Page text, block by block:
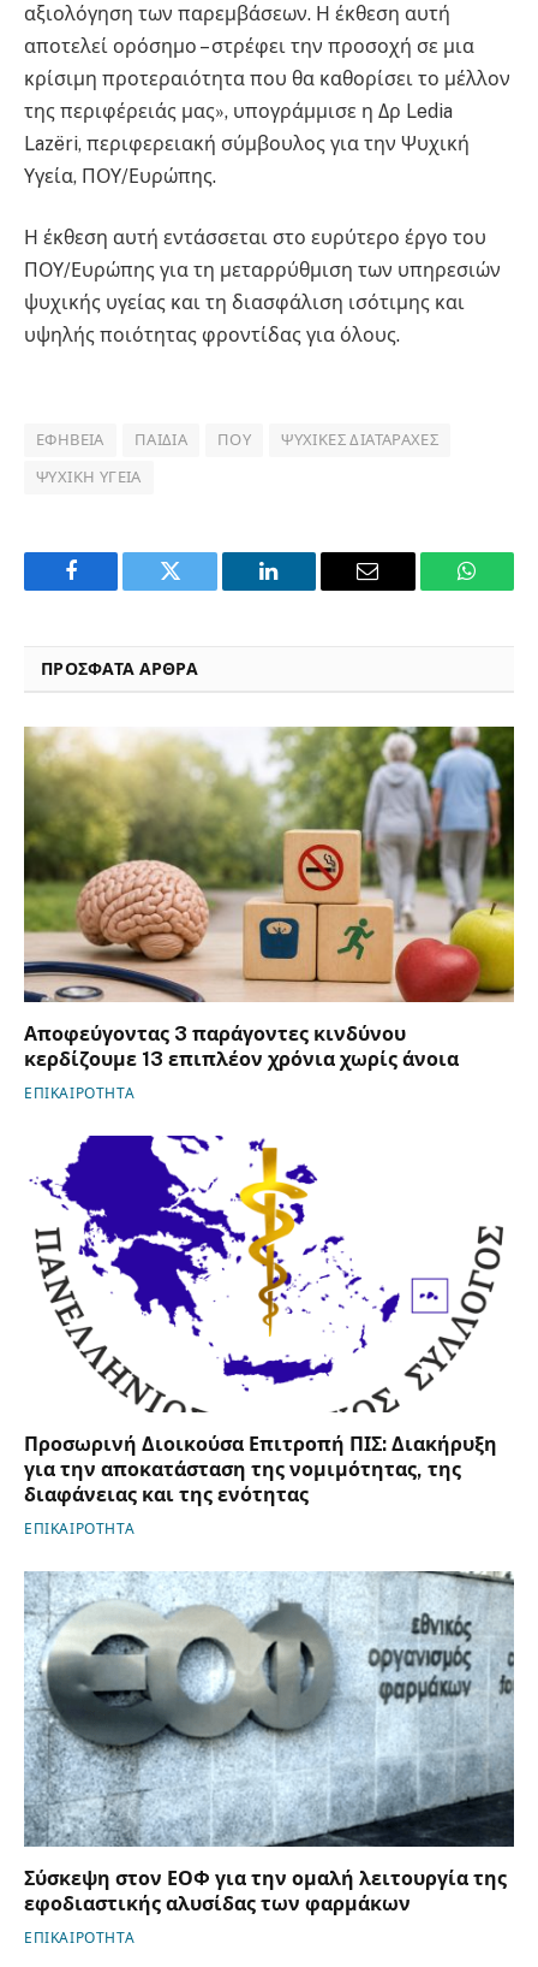
αξιολόγηση των παρεμβάσεων. Η έκθεση αυτή
αποτελεί ορόσημο – στρέφει την προσοχή σε μια
κρίσιμη προτεραιότητα που θα καθορίσει το μέλλον
της περιφέρειάς μας», υπογράμμισε η Δρ Ledia
Lazëri, περιφερειακή σύμβουλος για την Ψυχική
Υγεία, ΠΟΥ/Ευρώπης.
Η έκθεση αυτή εντάσσεται στο ευρύτερο έργο του
ΠΟΥ/Ευρώπης για τη μεταρρύθμιση των υπηρεσιών
ψυχικής υγείας και τη διασφάλιση ισότιμης και
υψηλής ποιότητας φροντίδας για όλους.
ΕΦΗΒΕΊΑ ΠΑΙΔΙΆ ΠΟΥ ΨΥΧΙΚΈΣ ΔΙΑΤΑΡΑΧΈΣ
ΨΥΧΙΚΉ ΥΓΕΊΑ
Facebook Twitter LinkedIn Email
ΠΡΟΣΦΑΤΑ ΑΡΘΡΑ
Αποφεύγοντας 3 παράγοντες κινδύνου
κερδίζουμε 13 επιπλέον χρόνια χωρίς άνοια
ΕΠΙΚΑΙΡΟΤΗΤΑ
Προσωρινή Διοικούσα Επιτροπή ΠΙΣ: Διακήρυξη
για την αποκατάσταση της νομιμότητας, της
διαφάνειας και της ενότητας
ΕΠΙΚΑΙΡΟΤΗΤΑ
Σύσκεψη στον ΕΟΦ για την ομαλή λειτουργία της
εφοδιαστικής αλυσίδας των φαρμάκων
ΕΠΙΚΑΙΡΟΤΗΤΑ